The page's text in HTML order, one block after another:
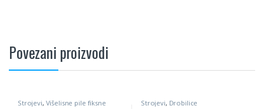
Povezani proizvodi
Strojevi, Višelisne pile fiksne Strojevi, Drobilice